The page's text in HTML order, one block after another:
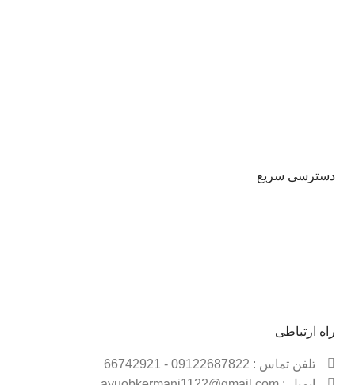
دسترسی سریع
راه ارتباطی
تلفن تماس : 09122687822 - 66742921